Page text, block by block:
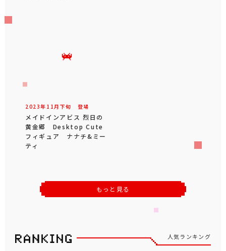
2023年 11 月 下旬 登場
メイドインアビス 烈日の
黄金郷 Desktop Cute
フィギュア ナナチ&ミー
ティ
もっと見る
人気ランキング